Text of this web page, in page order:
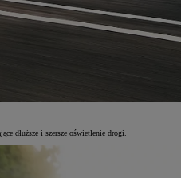
dłuższe i szersze oświetlenie drogi.